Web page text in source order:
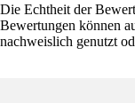
Die Echtheit der
Bewertungen können
nachweislich genutzt